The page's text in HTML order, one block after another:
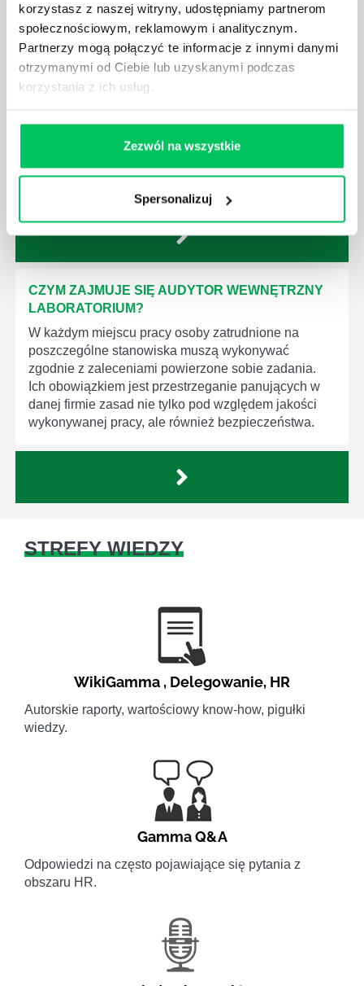
korzystasz z naszej witryny, udostępniamy partnerom
społecznościowym, reklamowym i analitycznym.
Partnerzy mogą połączyć te informacje z innymi danymi
otrzymanymi od Ciebie lub uzyskanymi podczas
korzystania z ich usług.
Zezwól na wszystkie
Spersonalizuj
GDZIE MOŻEMY ZAPOZNAĆ SIĘ Z
WYMAGANIAMI NORM JAKOŚCI WYROBÓW
MEDYCZNYCH?
W związku z ogromnym rozwojem dzisiejszego
społeczeństwa wprowadzane jest coraz więcej reguł,
dziedziny gospodarki. Dzięki nim wszystkie firmy
będą zobowiązane przestrzegać zasad, których
produktów, które trafiają do klientów.
CZYM ZAJMUJE SIĘ AUDYTOR WEWNĘTRZNY
LABORATORIUM?
W każdym miejscu pracy osoby zatrudnione na
poszczególne stanowiska muszą wykonywać
zgodnie z zaleceniami powierzone sobie zadania.
Ich obowiązkiem jest przestrzeganie panujących w
danej firmie zasad nie tylko pod względem jakości
wykonywanej pracy, ale również bezpieczeństwa.
STREFY WIEDZY
WikiGamma , Delegowanie, HR
Autorskie raporty, wartościowy know-how, pigułki
wiedzy.
Gamma Q&A
Odpowiedzi na często pojawiające się pytania z
obszaru HR.